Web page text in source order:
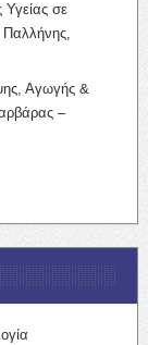
σε
Παλλήνης,
Αγωγής &
–